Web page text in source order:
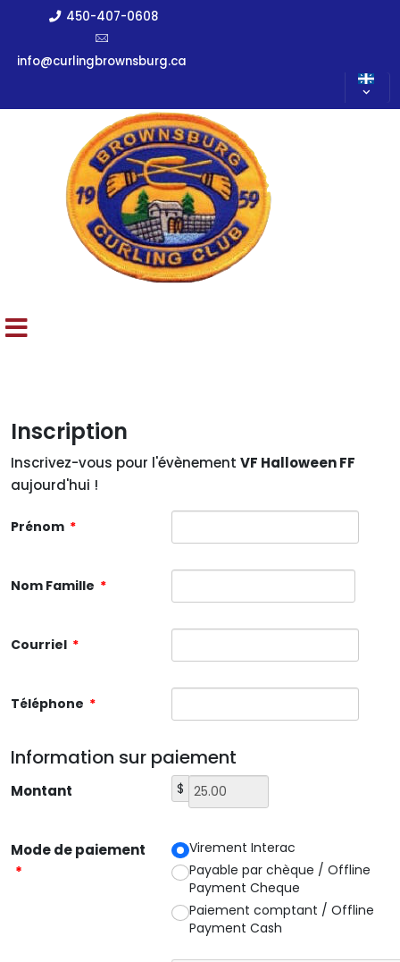
450-407-0608
info@curlingbrownsburg.ca
Inscription
Inscrivez-vous pour l'évènement VF Halloween FF
aujourd'hui !
Prénom *
Nom Famille *
Courriel *
Téléphone *
Information sur paiement
Montant $
Mode de paiement
*
Virement Interac
Payable par chèque / Offline
Payment Cheque
Paiement comptant / Offline
Payment Cash